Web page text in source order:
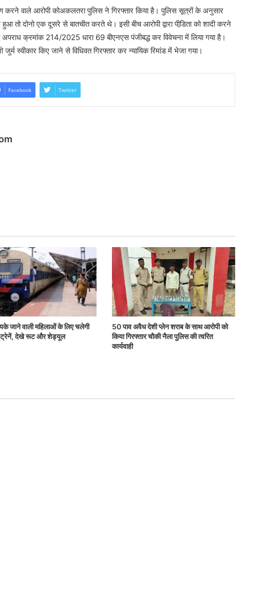
करने वाले आरोपी कोअकलतरा पुलिस ने गिरफ्तार किया है। पुलिस सूत्रों के अनुसार
तो दोनो एक दूसरे से बातचीत करते थे। इसी बीच आरोपी द्वारा पीडि़ता को शादी करने
अपराध क्रमांक 214/2025 धारा 69 बीएनएस पंजीबद्ध कर विवेचना में लिया गया है।
स्वीकार किए जाने से विधिवत गिरफ्तार कर न्यायिक रिमांड में भेजा गया।
Facebook Twitter
जाने वाली महिलाओं के लिए चलेगी
देखे रूट और शेड्यूल
50 पाव अवैध देशी प्लेन शराब के साथ आरोपी को
किया गिरफ्तार चौकी नैला पुलिस की त्वरित
कार्यवाही